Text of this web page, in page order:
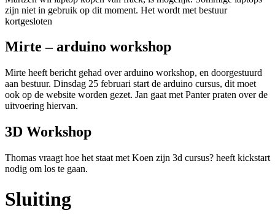
zijn niet in gebruik op dit moment. Het wordt met bestuur
kortgesloten
Mirte – arduino workshop
Mirte heeft bericht gehad over arduino workshop, en doorgestuurd
aan bestuur. Dinsdag 25 februari start de arduino cursus, dit moet
ook op de website worden gezet. Jan gaat met Panter praten over de
uitvoering hiervan.
3D Workshop
Thomas vraagt hoe het staat met Koen zijn 3d cursus? heeft kickstart
nodig om los te gaan.
Sluiting